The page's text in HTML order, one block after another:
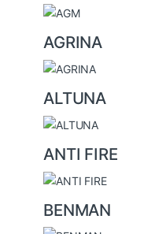
AGRINA
ALTUNA
ANTI FIRE
BENMAN